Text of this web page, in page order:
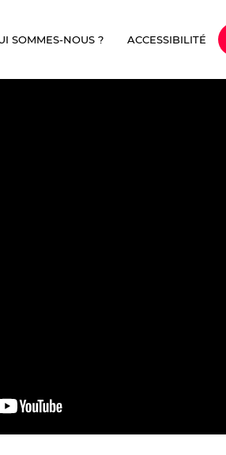
SOMMES-NOUS ? ACCESSIBILITÉ